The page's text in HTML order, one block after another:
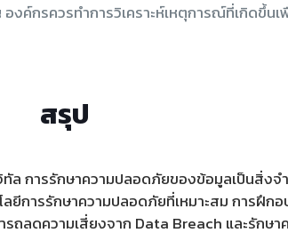
ค์กรควรทำการวิเคราะห์เหตุการณ์ที่เกิดขึ้
สรุป
การรักษาความปลอดภัยของข้อมูลเป็นสิ่งจ
ลยีการรักษาความปลอดภัยที่เหมาะสม การฝึ
ลดความเสี่ยงจาก Data Breach และรักษา